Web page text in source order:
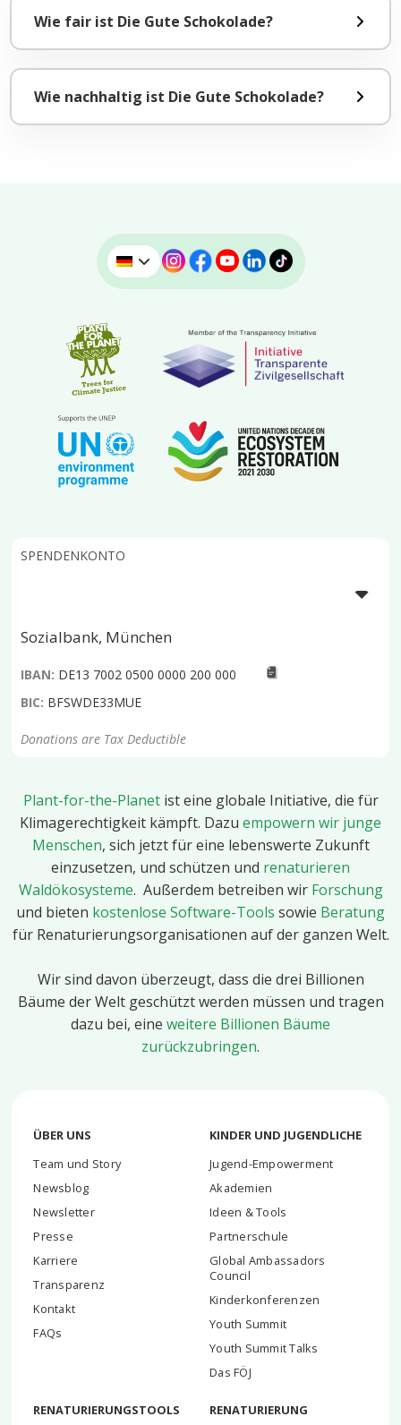
Wie fair ist Die Gute Schokolade?
Wie nachhaltig ist Die Gute Schokolade?
SPENDENKONTO
Sozialbank, München
IBAN: DE13 7002 0500 0000 200 000
BIC: BFSWDE33MUE
Donations are Tax Deductible
Plant-for-the-Planetist eine globale Initiative, die für
Klimagerechtigkeit kämpft. Dazu empowern wir junge
Menschen, sich jetzt für eine lebenswerte Zukunft
einzusetzen, und schützen und renaturieren
Waldökosysteme. Außerdem betreiben wir Forschung
und bieten kostenlose Software-Tools sowie Beratung
für Renaturierungsorganisationen auf der ganzen Welt.
Wir sind davon überzeugt, dass die drei Billionen
Bäume der Welt geschützt werden müssen und tragen
dazu bei, eine weitere Billionen Bäume
zurückzubringen.
ÜBER UNS
Team und Story
Newsblog
Newsletter
Presse
Karriere
Transparenz
Kontakt
FAQs
KINDER UND JUGENDLICHE
Jugend-Empowerment
Akademien
Ideen & Tools
Partnerschule
Global Ambassadors
Council
Kinderkonferenzen
Youth Summit
Youth Summit Talks
Das FÖJ
RENATURIERUNGSTOOLS RENATURIERUNG